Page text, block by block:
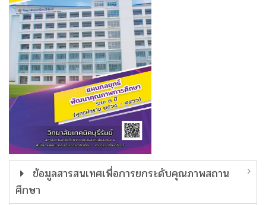
ข้อมูลสารสนเทศเพื่อการยกระดับคุณภาพสถาน
ศึกษา